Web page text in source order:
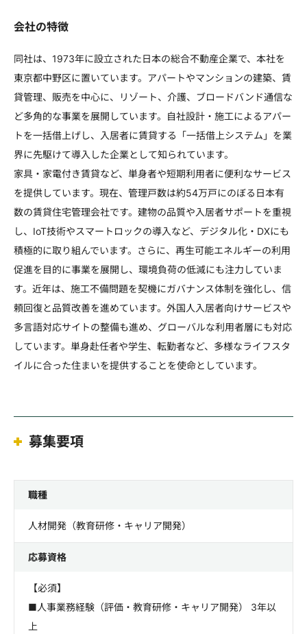
会社の特徴
同社は、1973年に設立された日本の総合不動産企業で、本社を
東京都中野区に置いています。アパートやマンションの建築、賃
貸管理、販売を中心に、リゾート、介護、ブロードバンド通信な
ど多角的な事業を展開しています。自社設計・施工によるアパー
トを一括借上げし、入居者に賃貸する「一括借上システム」を業
界に先駆けて導入した企業として知られています。
家具・家電付き賃貸など、単身者や短期利用者に便利なサービス
を提供しています。現在、管理戸数は約54万戸にのぼる日本有
数の賃貸住宅管理会社です。建物の品質や入居者サポートを重視
し、IoT技術やスマートロックの導入など、デジタル化・DXにも
積極的に取り組んでいます。さらに、再生可能エネルギーの利用
促進を目的に事業を展開し、環境負荷の低減にも注力していま
す。近年は、施工不備問題を契機にガバナンス体制を強化し、信
頼回復と品質改善を進めています。外国人入居者向けサービスや
多言語対応サイトの整備も進め、グローバルな利用者層にも対応
しています。単身赴任者や学生、転勤者など、多様なライフスタ
イルに合った住まいを提供することを使命としています。
募集要項
職種
人材開発（教育研修・キャリア開発）
応募資格
【必須】
■人事業務経験（評価・教育研修・キャリア開発） 3年以
上